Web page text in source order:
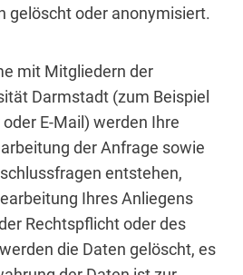
gelöscht oder anonymisiert.
mit Mitgliedern der
Darmstadt (zum Beispiel
E-Mail) werden Ihre
der Anfrage sowie
entstehen,
Ihres Anliegens
Rechtspflicht oder des
die Daten gelöscht, es